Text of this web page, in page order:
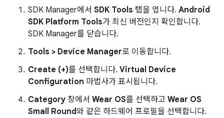
SDK Manager에서 SDK Tools 탭을 엽니다. Android
SDK Platform Tools가 최신 버전인지 확인합니다.
SDK Manager를 닫습니다.
Tools > Device Manager로 이동합니다.
Create (+)를 선택합니다. Virtual Device
Configuration 마법사가 표시됩니다.
Category 창에서 Wear OS를 선택하고 Wear OS
Small Round와 같은 하드웨어 프로필을 선택합니다.